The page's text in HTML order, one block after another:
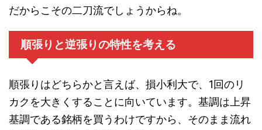
だからこその二刀流でしょうからね。
順張りと逆張りの特性を考える
順張りはどちらかと言えば、損小利大で、1回のリ
カクを大きくすることに向いています。基調は上昇
基調である銘柄を買うわけですから、そのまま流れ